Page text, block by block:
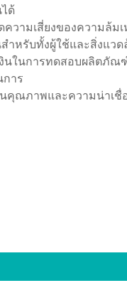
ด้
ามเสี่ยงของความล้มเ
หรับทั้งผู้ใช้และสิ่งแวด
นในการทดสอบผลิตภัณ
าร
คุณภาพและความน่าเชื่